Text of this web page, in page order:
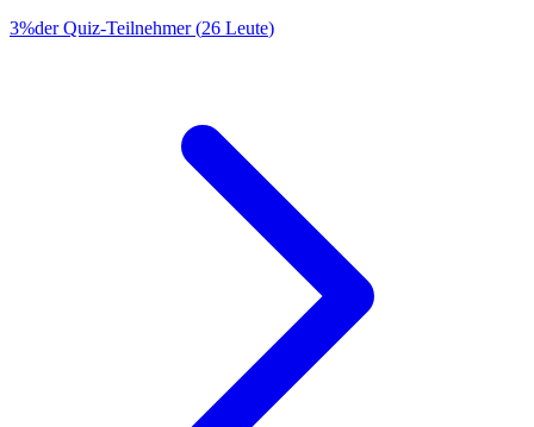
3%der Quiz-Teilnehmer(26 Leute)